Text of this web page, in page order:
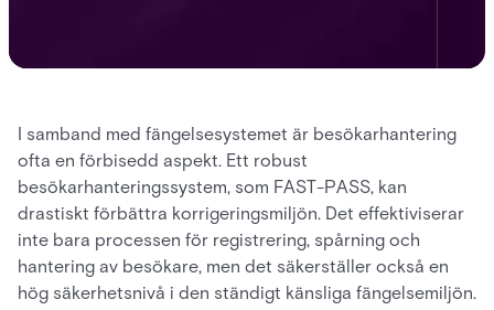
I samband med fängelsesystemet är besökarhantering
ofta en förbisedd aspekt. Ett robust
besökarhanteringssystem, som FAST-PASS, kan
drastiskt förbättra korrigeringsmiljön. Det effektiviserar
inte bara processen för registrering, spårning och
hantering av besökare, men det säkerställer också en
hög säkerhetsnivå i den ständigt känsliga fängelsemiljön.